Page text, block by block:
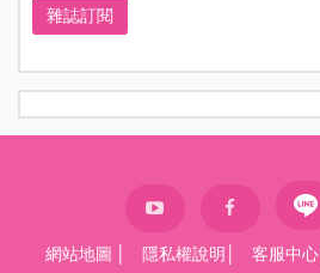
雜誌訂閱
網站地圖 隱私權說明 客服中心